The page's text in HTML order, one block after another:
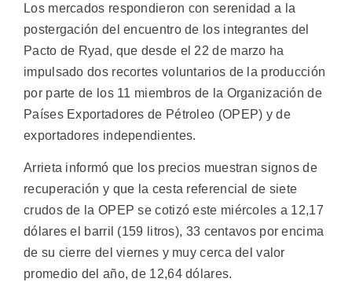
Los mercados respondieron con serenidad a la
postergación del encuentro de los integrantes del
Pacto de Ryad, que desde el 22 de marzo ha
impulsado dos recortes voluntarios de la producción
por parte de los 11 miembros de la Organización de
Países Exportadores de Pétroleo (OPEP) y de
exportadores independientes.
Arrieta informó que los precios muestran signos de
recuperación y que la cesta referencial de siete
crudos de la OPEP se cotizó este miércoles a 12,17
dólares el barril (159 litros), 33 centavos por encima
de su cierre del viernes y muy cerca del valor
promedio del año, de 12,64 dólares.